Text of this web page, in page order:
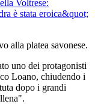
alla platea savonese.
uno dei protagonisti
Loano, chiudendo i
dopo i grandi